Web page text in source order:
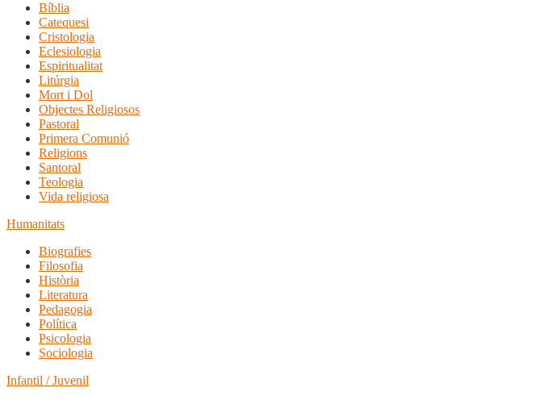
Bíblia
Catequesi
Cristologia
Eclesiologia
Espiritualitat
Litúrgia
Mort i Dol
Objectes Religiosos
Pastoral
Primera Comunió
Religions
Santoral
Teologia
Vida religiosa
Humanitats
Biografies
Filosofia
Història
Literatura
Pedagogia
Política
Psicologia
Sociologia
Infantil / Juvenil